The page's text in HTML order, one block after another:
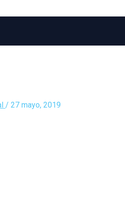
/ 27 mayo, 2019